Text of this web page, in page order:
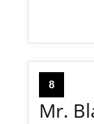
8
Mr.